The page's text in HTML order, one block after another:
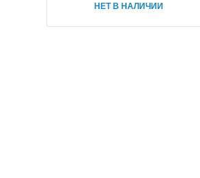
НЕТ В НАЛИЧИИ